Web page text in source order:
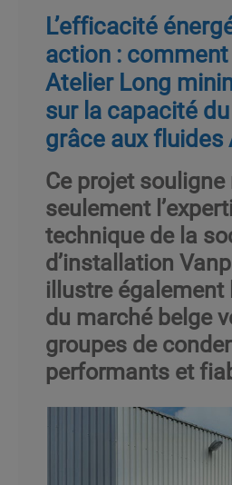
L’efficacité
action : comment
Atelier Long
sur la capacité
grâce aux fluides
Ce projet souligne
seulement
technique de la
d’installation
illustre également
du marché belge
groupes de
performants et